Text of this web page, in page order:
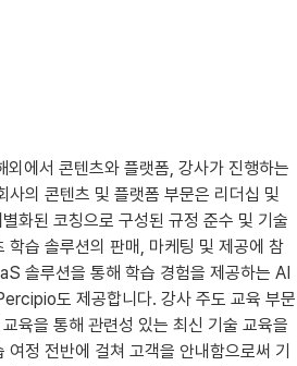
에서 콘텐츠와 플랫폼, 강사가 진행하는
사의 콘텐츠 및 플랫폼 부문은 리더십 및
화된 코칭으로 구성된 규정 준수 및 기술
학습 솔루션의 판매, 마케팅 및 제공에 참
솔루션을 통해 학습 경험을 제공하는 AI
도 제공합니다. 강사 주도 교육 부문
육을 통해 관련성 있는 최신 기술 교육을
정 전반에 걸쳐 고객을 안내함으로써 기